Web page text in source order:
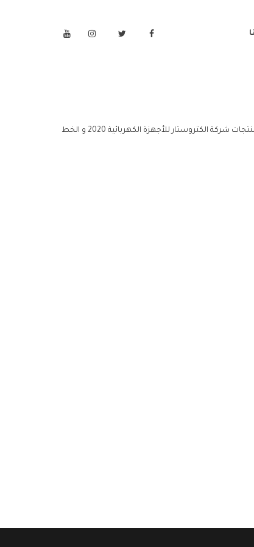
للأجهزة الكهربائية 2020 مركز خدمة اسعار منتجات شركة الكتروستار للأجهزة الكهربائية 2020 خدمة عملاء اسعار منتجات شركة الكتروستار للأجهزة الكهربائية 2020 و الخط